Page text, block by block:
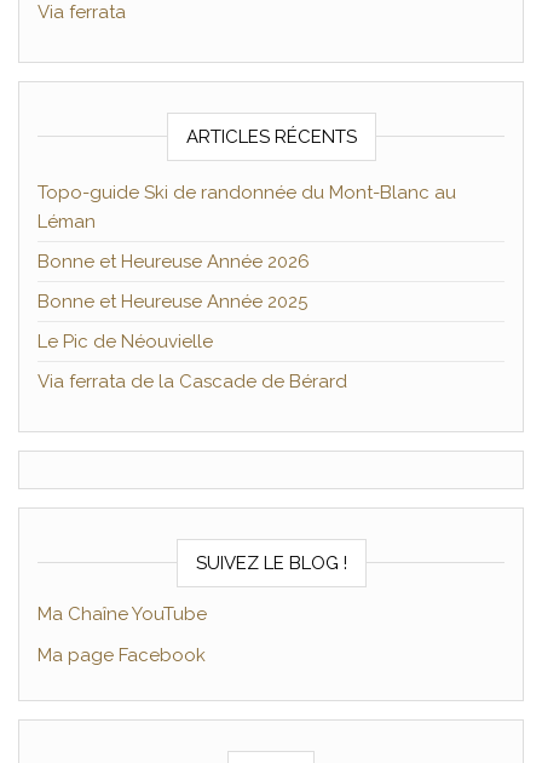
Via ferrata
ARTICLES RÉCENTS
Topo-guide Ski de randonnée du Mont-Blanc au
Léman
Bonne et Heureuse Année 2026
Bonne et Heureuse Année 2025
Le Pic de Néouvielle
Via ferrata de la Cascade de Bérard
SUIVEZ LE BLOG !
Ma Chaîne YouTube
Ma page Facebook